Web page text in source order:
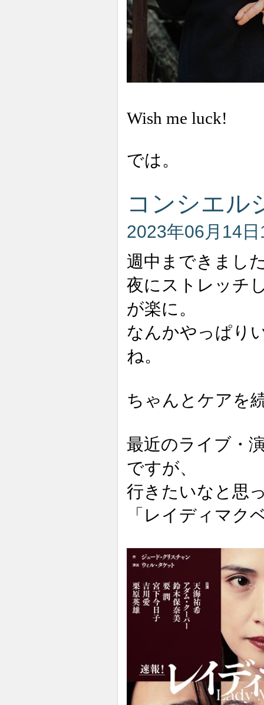
Wish me luck!
では。
コンシエル
2023年06月14
週中まできまし
夜にストレッチ
が楽に。
なんかやっぱり
ね。
ちゃんとケアを
最近のライブ・
ですが、
行きたいなと思
「レイディマク